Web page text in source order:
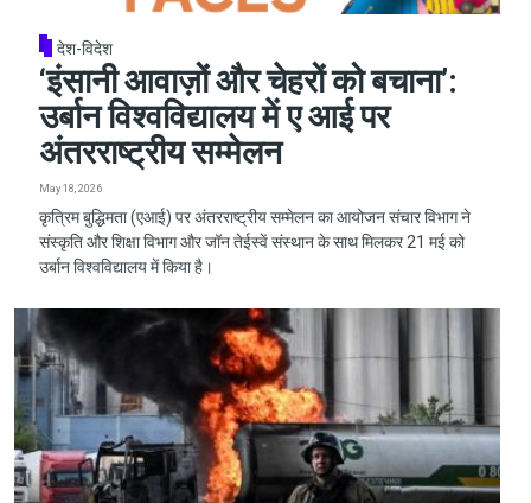
देश-विदेश
‘इंसानी आवाज़ों और चेहरों को बचाना’:
उर्बान विश्वविद्यालय में ए आई पर
अंतरराष्ट्रीय सम्मेलन
May 18, 2026
कृत्रिम बुद्धिमता (एआई) पर अंतरराष्ट्रीय सम्मेलन का आयोजन संचार विभाग ने
संस्कृति और शिक्षा विभाग और जॉन तेईस्वें संस्थान के साथ मिलकर 21 मई को
उर्बान विश्वविद्यालय में किया है।